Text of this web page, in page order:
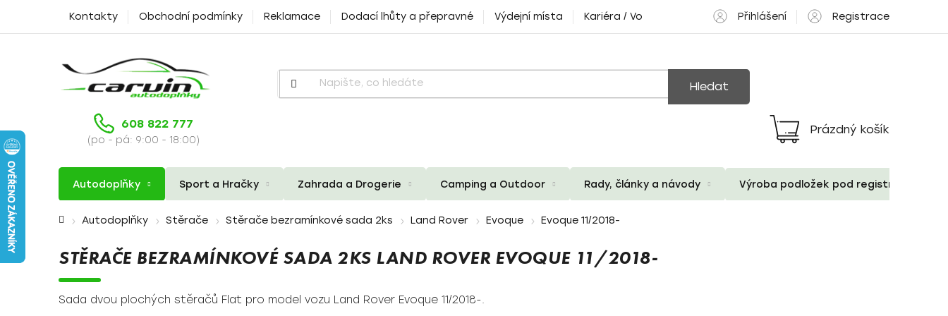
Kontakty Obchodní podmínky Reklamace Dodací lhůty a přepravné Výdejní místa Kariéra / Volné pozice Přihlášení Registrace
Hledat
608 822 777
(po - pá: 9:00 - 18:00)
Nákupní
košík
Prázdný košík
Autodoplňky Sport a Hračky Zahrada a Drogerie Camping a Outdoor Rady, články a návody Výroba podložek pod registrační
Domů Autodoplňky Stěrače Stěrače bezramínkové sada 2ks Land Rover Evoque Evoque 11/2018-
STĚRAČE BEZRAMÍNKOVÉ SADA 2KS LAND ROVER EVOQUE 11/2018-
Sada dvou plochých stěračů Flat pro model vozu Land Rover Evoque 11/2018-.